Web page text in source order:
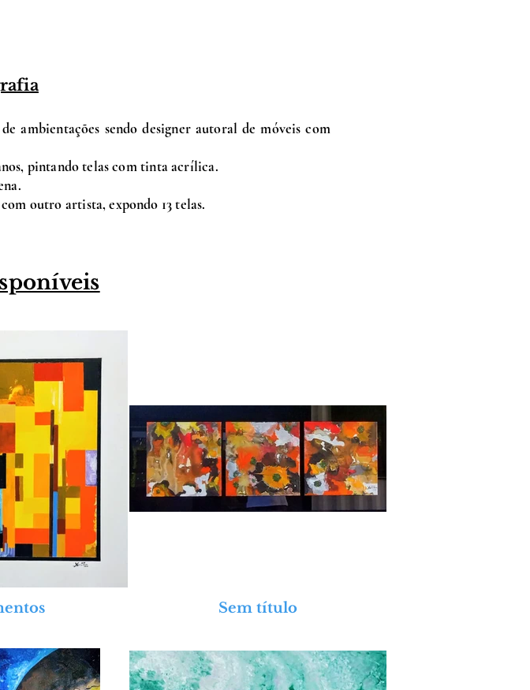
ambientações sendo designer autoral de móveis com
pintando telas com tinta acrílica.
outro artista, expondo 13 telas.
Sem título